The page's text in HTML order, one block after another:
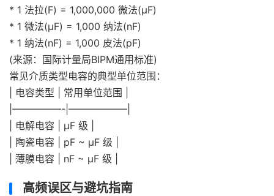
* 1 法拉(F) = 1,000,000 微法(μF)
* 1 微法(μF) = 1,000 纳法(nF)
* 1 纳法(nF) = 1,000 皮法(pF)
(来源：国际计量局BIPM通用标准)
常见介质类型电容的典型单位范围：
| 电容类型 | 常用单位范围 |
|—————-|——————|
| 电解电容 | μF 级 |
| 陶瓷电容 | pF ~ μF 级 |
| 薄膜电容 | nF ~ μF 级 |
高频误区与避坑指南